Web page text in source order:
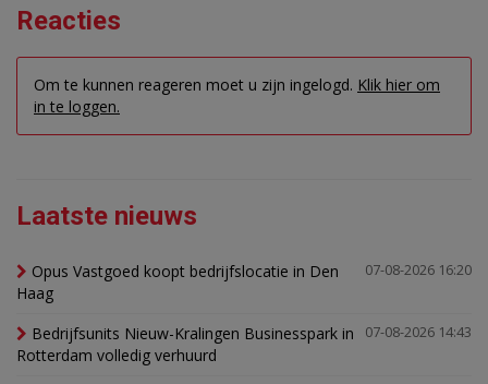
Reacties
Om te kunnen reageren moet u zijn ingelogd. Klik hier om
in te loggen.
Laatste nieuws
07-08-2026 16:20
Opus Vastgoed koopt bedrijfslocatie in Den
Haag
07-08-2026 14:43
Bedrijfsunits Nieuw-Kralingen Businesspark in
Rotterdam volledig verhuurd